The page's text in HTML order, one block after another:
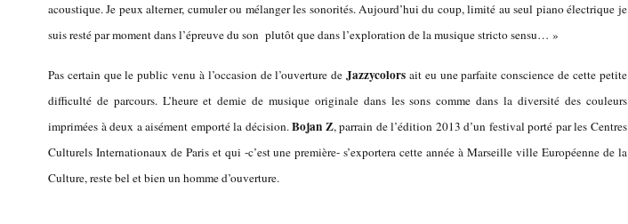
acoustique. Je peux alterner, cumuler ou mélanger les sonorités. Aujourd’hui du coup, limité au seul piano électrique je
suis resté par moment dans l’épreuve du son plutôt que dans l’exploration de la musique stricto sensu… »
Pas certain que le public venu à l’occasion de l’ouverture deJazzycolors ait eu une parfaite conscience de cette petite
difficulté de parcours. L’heure et demie de musique originale dans les sons comme dans la diversité des couleurs
imprimées à deux a aisément emporté la décision.Bojan Z, parrain de l’édition 2013 d’un festival porté par les Centres
Culturels Internationaux de Paris et qui -c’est une première- s’exportera cette année à Marseille ville Européenne de la
Culture, reste bel et bien un homme d’ouverture.